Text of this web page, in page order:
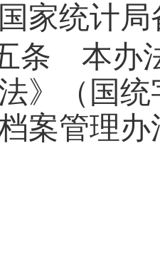
家统计局
条 本办
》（国
案管理